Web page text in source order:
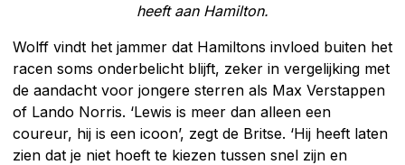
heeft aan Hamilton.
Wolff vindt het jammer dat Hamiltons invloed buiten het
racen soms onderbelicht blijft, zeker in vergelijking met
de aandacht voor jongere sterren als Max Verstappen
of Lando Norris. ‘Lewis is meer dan alleen een
coureur, hij is een icoon’, zegt de Britse. ‘Hij heeft laten
zien dat je niet hoeft te kiezen tussen snel zijn en